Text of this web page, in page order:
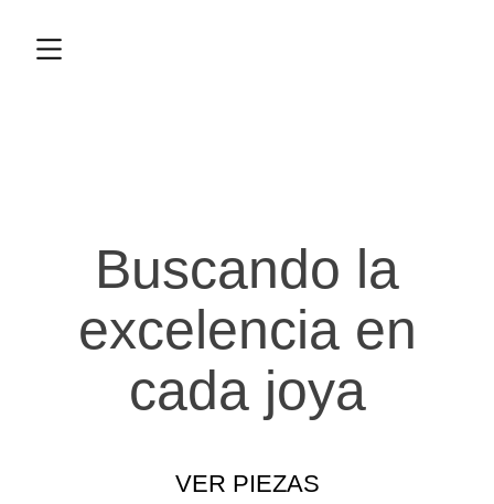
Buscando la
excelencia en
cada joya
VER PIEZAS